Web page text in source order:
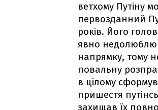
ветхому Путіну
первозданний
років. Його
явно
напрямку, тому
повальну
в цілому
пришестя
захищав їх